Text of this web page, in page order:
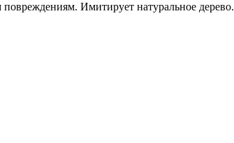
Имитирует натуральное дерево.